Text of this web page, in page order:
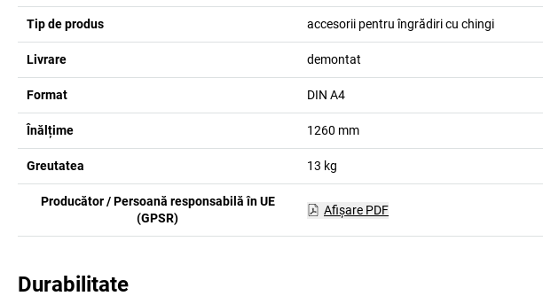
Tip de produs accesorii pentru îngrădiri cu chingi
Livrare demontat
Format DIN A4
Înălțime 1260 mm
Greutatea 13 kg
Producător / Persoană responsabilă în UE
(GPSR)
Afişare PDF
Durabilitate